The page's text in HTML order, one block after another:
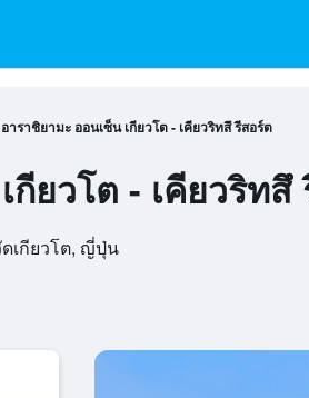
าราชิยามะ ออนเซ็น เกียวโต - เคียวริทสึ รีสอร์ต
ยวโต - เคียวริทสึ
ดเกียวโต, ญี่ปุ่น